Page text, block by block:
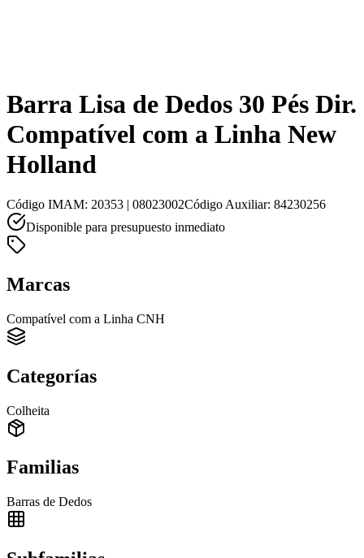
Barra Lisa de Dedos 30 Pés Dir.
Compatível com a Linha New
Holland
Código IMAM: 20353 | 08023002Código Auxiliar: 84230256
Disponible para presupuesto inmediato
Marcas
Compatível com a Linha CNH
Categorías
Colheita
Familias
Barras de Dedos